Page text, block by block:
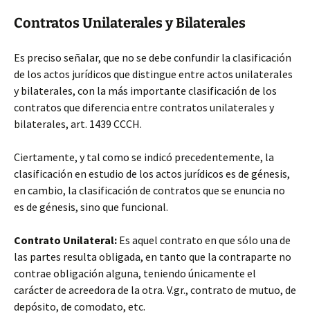
Contratos Unilaterales y Bilaterales
Es preciso señalar, que no se debe confundir la clasificación
de los actos jurídicos que distingue entre actos unilaterales
y bilaterales, con la más importante clasificación de los
contratos que diferencia entre contratos unilaterales y
bilaterales, art. 1439 CCCH.
Ciertamente, y tal como se indicó precedentemente, la
clasificación en estudio de los actos jurídicos es de génesis,
en cambio, la clasificación de contratos que se enuncia no
es de génesis, sino que funcional.
Contrato Unilateral: Es aquel contrato en que sólo una de
las partes resulta obligada, en tanto que la contraparte no
contrae obligación alguna, teniendo únicamente el
carácter de acreedora de la otra. V.gr., contrato de mutuo, de
depósito, de comodato, etc.